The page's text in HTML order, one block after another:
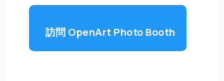
訪問 OpenArt Photo Booth